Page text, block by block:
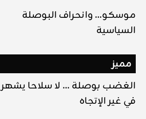
موسكو… وانحراف البوصلة
السياسية
مميز
الغضب بوصلة … لا سلاحا يشهر
في غير الإتجاه